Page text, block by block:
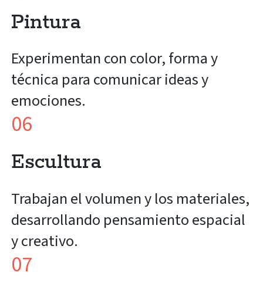
Pintura
Experimentan con color, forma y
técnica para comunicar ideas y
emociones.
06
Escultura
Trabajan el volumen y los materiales,
desarrollando pensamiento espacial
y creativo.
07